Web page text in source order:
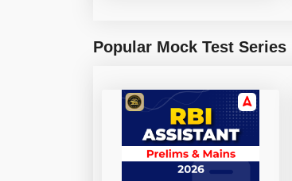
Popular Mock Test Series